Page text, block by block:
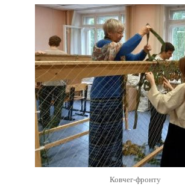
Ковчег-фронту